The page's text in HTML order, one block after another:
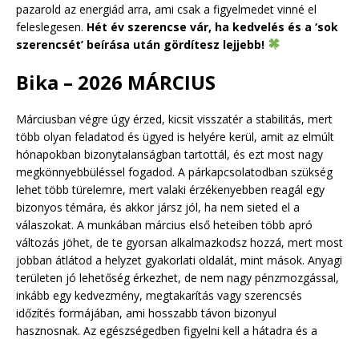
pazarold az energiád arra, ami csak a figyelmedet vinné el
feleslegesen. Hét év szerencse vár, ha kedvelés és a ‘sok
szerencsét’ beírása után gördítesz lejjebb!
Bika – 2026 MÁRCIUS
Márciusban végre úgy érzed, kicsit visszatér a stabilitás, mert
több olyan feladatod és ügyed is helyére kerül, amit az elmúlt
hónapokban bizonytalanságban tartottál, és ezt most nagy
megkönnyebbüléssel fogadod. A párkapcsolatodban szükség
lehet több türelemre, mert valaki érzékenyebben reagál egy
bizonyos témára, és akkor jársz jól, ha nem sieted el a
válaszokat. A munkában március első heteiben több apró
változás jöhet, de te gyorsan alkalmazkodsz hozzá, mert most
jobban átlátod a helyzet gyakorlati oldalát, mint mások. Anyagi
területen jó lehetőség érkezhet, de nem nagy pénzmozgással,
inkább egy kedvezmény, megtakarítás vagy szerencsés
időzítés formájában, ami hosszabb távon bizonyul
hasznosnak. Az egészségedben figyelni kell a hátadra és a